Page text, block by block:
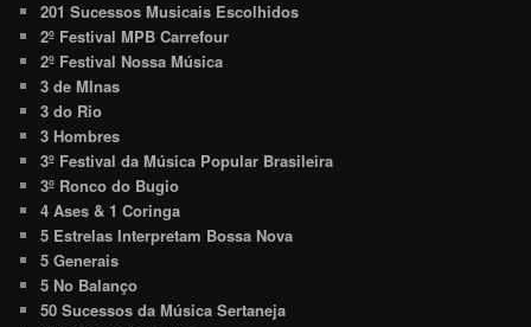
201 Sucessos Musicais Escolhidos
2º Festival MPB Carrefour
2º Festival Nossa Música
3 de MInas
3 do Rio
3 Hombres
3º Festival da Música Popular Brasileira
3º Ronco do Bugio
4 Ases & 1 Coringa
5 Estrelas Interpretam Bossa Nova
5 Generais
5 No Balanço
50 Sucessos da Música Sertaneja